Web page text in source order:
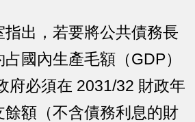
出，若要將公共債務長
國內生產毛額（GDP）
府必須在 2031/32 財政年
餘額（不含債務利息的財